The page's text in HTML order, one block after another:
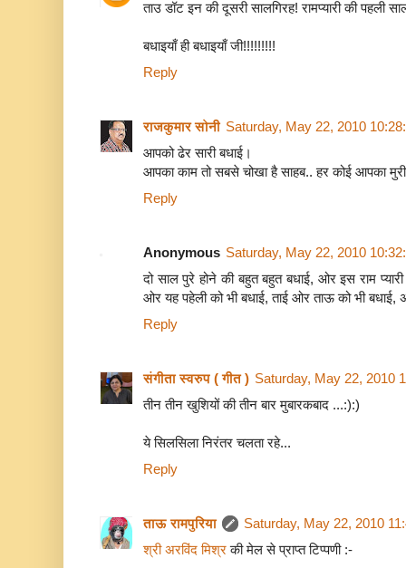
ताउ डॉट इन की दूसरी सालगिरह! रामप्यारी की पहली
बधाइयाँ ही बधाइयाँ जी!!!!!!!!!
Reply
राजकुमार सोनी Saturday, May 22, 2010
आपको ढेर सारी बधाई।
आपका काम तो सबसे चोखा है साहब.. हर कोई आपका
Reply
Anonymous Saturday, May 22, 2010
दो साल पुरे होने की बहुत बहुत बधाई, ओर इस राम
ओर यह पहेली को भी बधाई, ताई ओर ताऊ को भी बधाई,
Reply
संगीता स्वरुप ( गीत ) Saturday, May 22, 2010
तीन तीन खुशियों की तीन बार मुबारकबाद ...:):)
ये सिलसिला निरंतर चलता रहे...
Reply
ताऊ रामपुरिया
Saturday, May 22, 2010
श्री अरविंद मिश्रकी मेल से प्राप्त टिप्पणी :-